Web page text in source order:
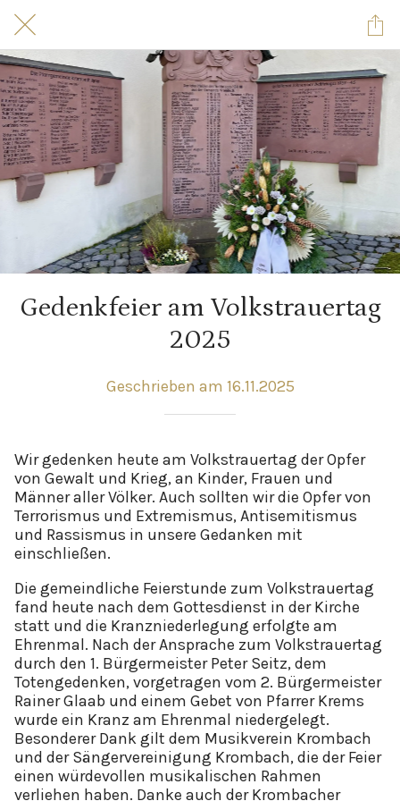
Gedenkfeier am Volkstrauertag
2025
Geschrieben am 16.11.2025
Wir gedenken heute am Volkstrauertag der Opfer
von Gewalt und Krieg, an Kinder, Frauen und
Männer aller Völker. Auch sollten wir die Opfer von
Terrorismus und Extremismus, Antisemitismus
und Rassismus in unsere Gedanken mit
einschließen.
Die gemeindliche Feierstunde zum Volkstrauertag
fand heute nach dem Gottesdienst in der Kirche
statt und die Kranzniederlegung erfolgte am
Ehrenmal. Nach der Ansprache zum Volkstrauertag
durch den 1. Bürgermeister Peter Seitz, dem
Totengedenken, vorgetragen vom 2. Bürgermeister
Rainer Glaab und einem Gebet von Pfarrer Krems
wurde ein Kranz am Ehrenmal niedergelegt.
Besonderer Dank gilt dem Musikverein Krombach
und der Sängervereinigung Krombach, die der Feier
einen würdevollen musikalischen Rahmen
verliehen haben. Danke auch der Krombacher